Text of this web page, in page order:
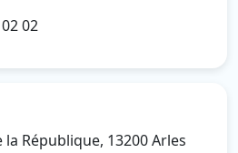
02
la République, 13200 Arles